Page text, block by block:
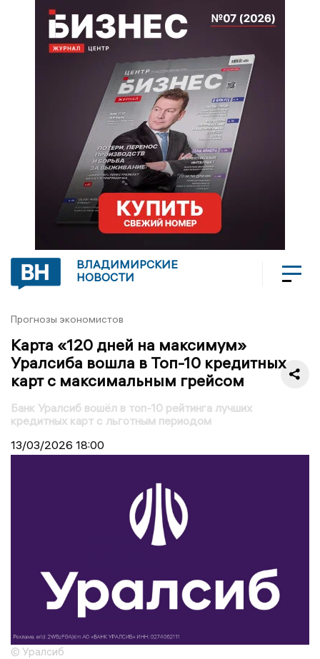
ВЛАДИМИРСКИЕ
НОВОСТИ
Прогнозы экономистов
Карта «120 дней на максимум»
Уралсиба вошла в Топ-10 кредитных
карт с максимальным грейсом
Банк Уралсиб вошёл в топ-10 рейтинга лучших
кредитных карт с льготным периодом
13/03/2026 18:00
© Уралсиб